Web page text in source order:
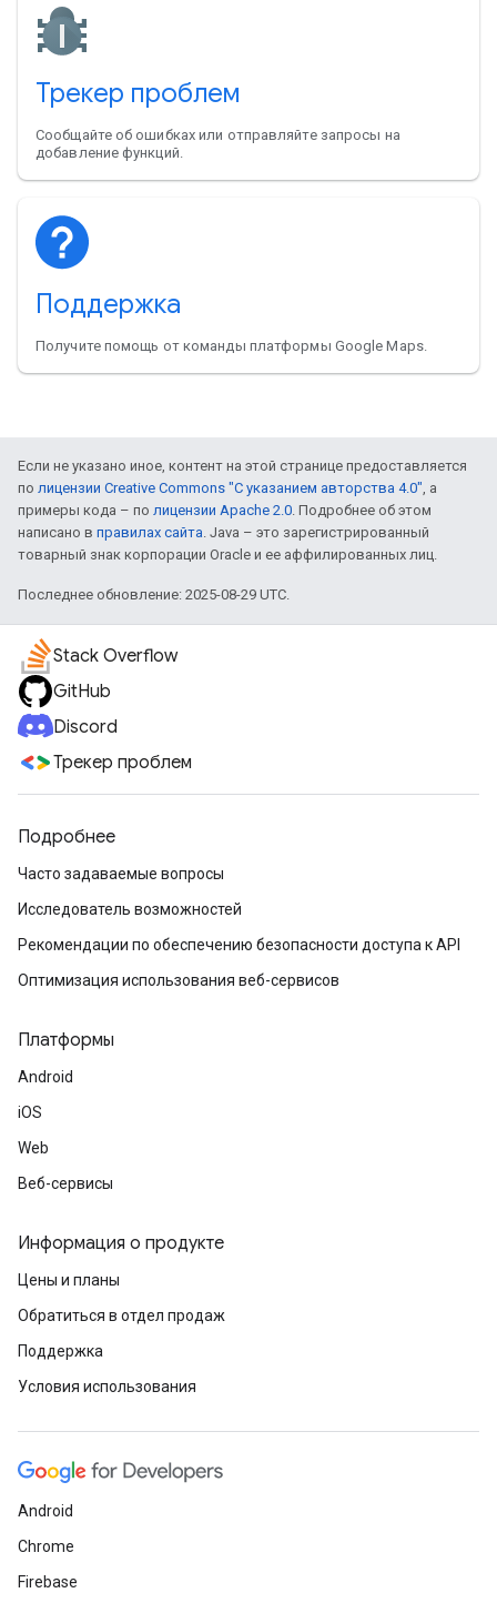
Трекер проблем
Сообщайте об ошибках или отправляйте запросы на
добавление функций.
Поддержка
Получите помощь от команды платформы Google Maps.
Если не указано иное, контент на этой странице предоставляется
по лицензии Creative Commons "С указанием авторства 4.0", а
примеры кода – по лицензии Apache 2.0. Подробнее об этом
написано в правилах сайта. Java – это зарегистрированный
товарный знак корпорации Oracle и ее аффилированных лиц.
Последнее обновление: 2025-08-29 UTC.
Stack Overflow
GitHub
Discord
Трекер проблем
Подробнее
Часто задаваемые вопросы
Исследователь возможностей
Рекомендации по обеспечению безопасности доступа к API
Оптимизация использования веб-сервисов
Платформы
Android
iOS
Web
Веб-сервисы
Информация о продукте
Цены и планы
Обратиться в отдел продаж
Поддержка
Условия использования
Android
Chrome
Firebase